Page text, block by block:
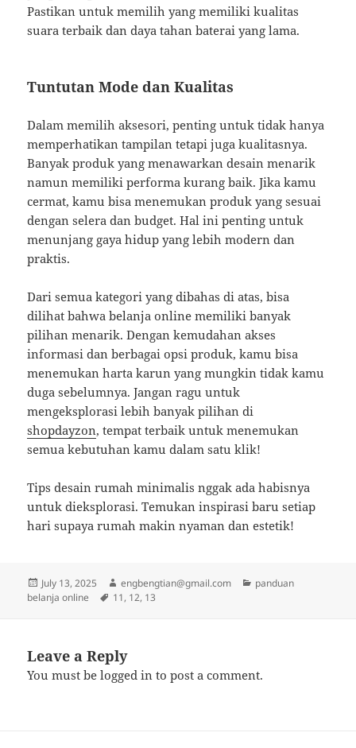
Pastikan untuk memilih yang memiliki kualitas
suara terbaik dan daya tahan baterai yang lama.
Tuntutan Mode dan Kualitas
Dalam memilih aksesori, penting untuk tidak hanya
memperhatikan tampilan tetapi juga kualitasnya.
Banyak produk yang menawarkan desain menarik
namun memiliki performa kurang baik. Jika kamu
cermat, kamu bisa menemukan produk yang sesuai
dengan selera dan budget. Hal ini penting untuk
menunjang gaya hidup yang lebih modern dan
praktis.
Dari semua kategori yang dibahas di atas, bisa
dilihat bahwa belanja online memiliki banyak
pilihan menarik. Dengan kemudahan akses
informasi dan berbagai opsi produk, kamu bisa
menemukan harta karun yang mungkin tidak kamu
duga sebelumnya. Jangan ragu untuk
mengeksplorasi lebih banyak pilihan di
shopdayzon, tempat terbaik untuk menemukan
semua kebutuhan kamu dalam satu klik!
Tips desain rumah minimalis nggak ada habisnya
untuk dieksplorasi. Temukan inspirasi baru setiap
hari supaya rumah makin nyaman dan estetik!
Posted
on
July 13, 2025 Author
engbengtian@gmail.com Categories
panduan
belanja online
Tags
11, 12, 13
Leave a Reply
You must belogged in to post a comment.